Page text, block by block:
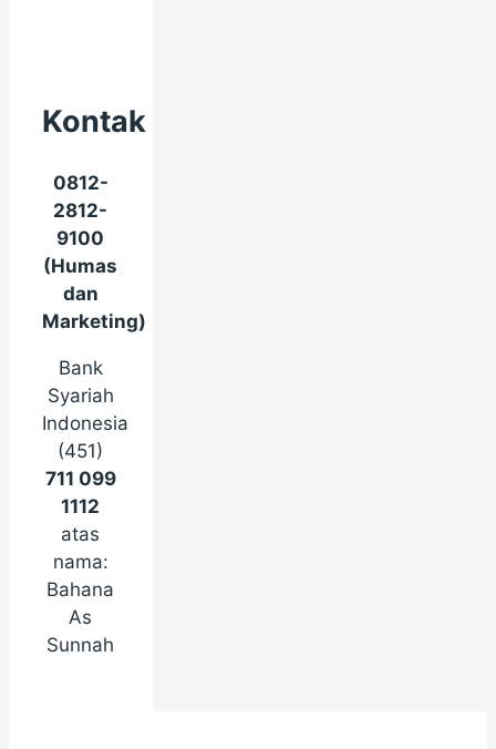
Kontak
0812-
2812-
9100
(Humas
dan
Marketing)
Bank
Syariah
Indonesia
(451)
711 099
1112
atas
nama:
Bahana
As
Sunnah